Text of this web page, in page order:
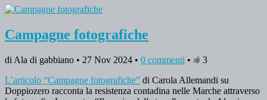
Campagne fotografiche
di Ala di gabbiano • 27 Nov 2024 • 0 commenti •
3
L’articolo “Campagne fotografiche” di Carola Allemandi su
Doppiozero racconta la resistenza contadina nelle Marche attraverso